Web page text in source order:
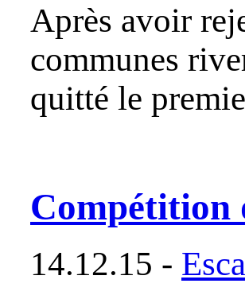
Après avoir
communes
quitté le
Compétition
14.12.15 -